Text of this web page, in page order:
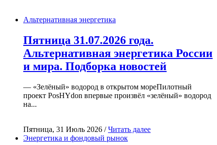
Альтернативная энергетика
Пятница 31.07.2026 года.
Альтернативная энергетика России
и мира. Подборка новостей
— «Зелёный» водород в открытом мореПилотный
проект PosHYdon впервые произвёл «зелёный» водород
на...
Пятница, 31 Июль 2026 /Читать далее
Энергетика и фондовый рынок